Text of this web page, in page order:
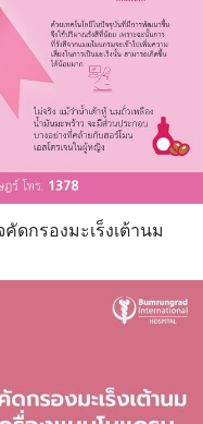
ดกรองมะเร็งเต้านม